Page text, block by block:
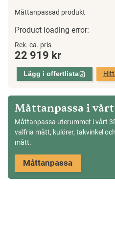
Måttanpassad produkt
Product loading error:
Skjutparti
Twin
med
överljus,
Vinter
Rek. ca. pris
22 919 kr
Lägg i offertlista
Måttanpassa i
Måttanpassa uterummet i vårt
valfria mått, kulörer, takvinkel
mått.
Måttanpassa